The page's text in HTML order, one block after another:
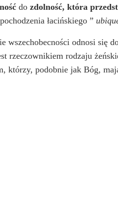
dozdolność, która
łacińskiego ”
wszechobecności odnosi się
rzeczownikiem rodzaju
którzy, podobnie jak Bóg,